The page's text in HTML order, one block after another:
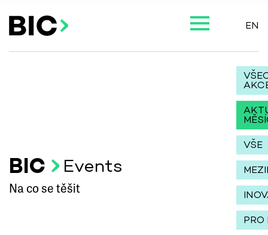
EN
BIC Events
Na co se těšit
VŠE
PRO